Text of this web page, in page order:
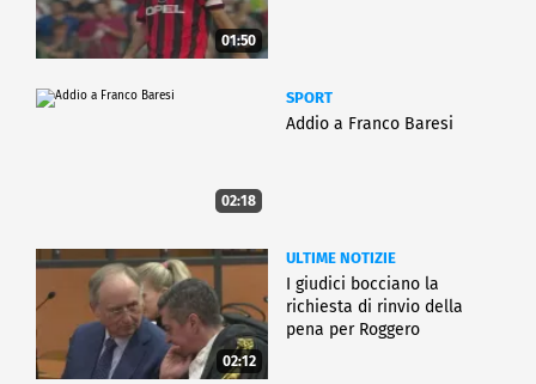
01:50
02:18
SPORT
Addio a Franco Baresi
02:12
ULTIME NOTIZIE
I giudici bocciano la
richiesta di rinvio della
pena per Roggero